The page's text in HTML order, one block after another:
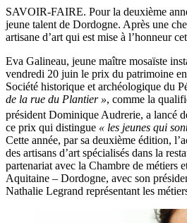
SAVOIR-FAIRE. Pour la deuxième
jeune talent de Dordogne. Après une
artisane d’art qui est mise à l’honneur
Eva Galineau, jeune maître mosaïste
vendredi 20 juin le prix du patrimoine
Société historique et archéologique du
de la rue du Plantier », comme la
président Dominique Audrerie, a lancé
ce prix qui distingue « les jeunes qui
Cette année, par sa deuxième édition,
des artisans d’art spécialisés dans la
partenariat avec la Chambre de métiers
Aquitaine – Dordogne, avec son
Nathalie Legrand représentant les